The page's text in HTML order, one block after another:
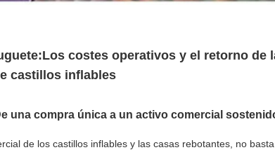
Los costes operativos y el retorno de
castillos inflables
una compra única a un activo comercial
de los castillos inflables y las casas rebotantes, no